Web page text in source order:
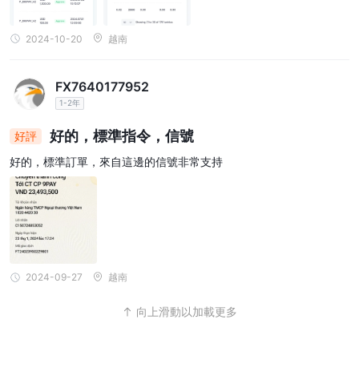
2024-10-20 越南
FX7640177952
1-2年
好評 好的，標準指令，信號
好的，標準訂單，來自這邊的信號非常支持
2024-09-27 越南
向上滑動以加載更多